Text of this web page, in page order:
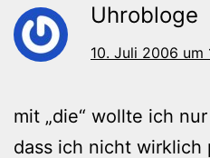
Uhrobloge
10. Juli 2006 um
mit „die“ wollte ich
dass ich nicht wirklich